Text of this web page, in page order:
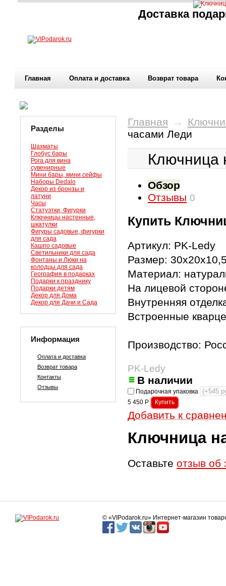
Доставка
Главная Оплата и доставка Возврат товара
Разделы
Шахматы
Глобус бары
Рога для вина
сувенирные
Мини бары, мини сейфы
Наборы Dedalo
Декор из бронзы и
латуни
Часы
Статуэтки, Фигурки
Ключницы настенные,
шкатулки
Фигуры садовые, фигурки
для сада
Кашпо садовые
Светильники для сада
Фонтаны и Люки на
колодцы для сада
География в подарках
Подарки к празднику
Подарки детям
Декор для Дома
Декор для Дачи и Сада
Информация
Оплата и доставка
Возврат товара
Контакты
Отзывы
Главная →
часами Леди
Ключница
Обзор
Отзывы 0
Купить
Артикул: PK-Ledy
Размер:
Материал:
На лицевой
Внутренняя
Встроенные
Производство:
PK-Ledy
В наличии
Подарочная упаковка
5 450 Р
Добавить к
Ключница
Оставьте отзыв об
© «VIPodarok.ru» Интернет-магазин